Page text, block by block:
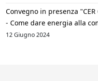
Convegno in presenza
- Come dare energia alla
12 Giugno 2024